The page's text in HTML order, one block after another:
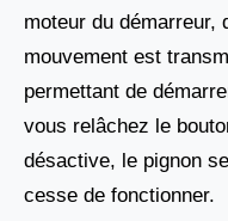
moteur du démarreur,
mouvement est
permettant de
vous relâchez le
désactive, le pignon
cesse de fonctionner.